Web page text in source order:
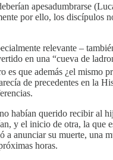
apesadumbrarse
por ello, los discípulos
relevante –
en una “cueva de
es que además ¿el mismo
de precedentes en la
habían querido recibir al
y el inicio de otra, la que
anunciar su muerte, una
horas.